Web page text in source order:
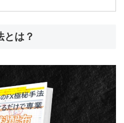
とは？